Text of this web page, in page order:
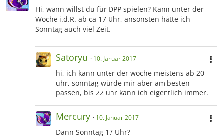
Hi, wann willst du für DPP spielen? Kann unter der
Woche i.d.R. ab ca 17 Uhr, ansonsten hätte ich
Sonntag auch viel Zeit.
Satoryu 10. Januar 2017
hi, ich kann unter der woche meistens ab 20
uhr, sonntag würde mir aber am besten
passen, bis 22 uhr kann ich eigentlich immer.
Mercury 10. Januar 2017
Dann Sonntag 17 Uhr?